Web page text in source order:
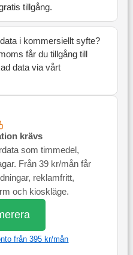
tillgång.
i kommersiellt syfte?
får du tillgång till
data via vårt
krävs
som timmedel,
Från 39 kr/mån får
reklamfritt,
och kioskläge.
från 395 kr/mån